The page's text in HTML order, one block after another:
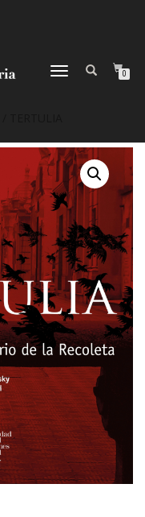
NAVEGACIÓN
0